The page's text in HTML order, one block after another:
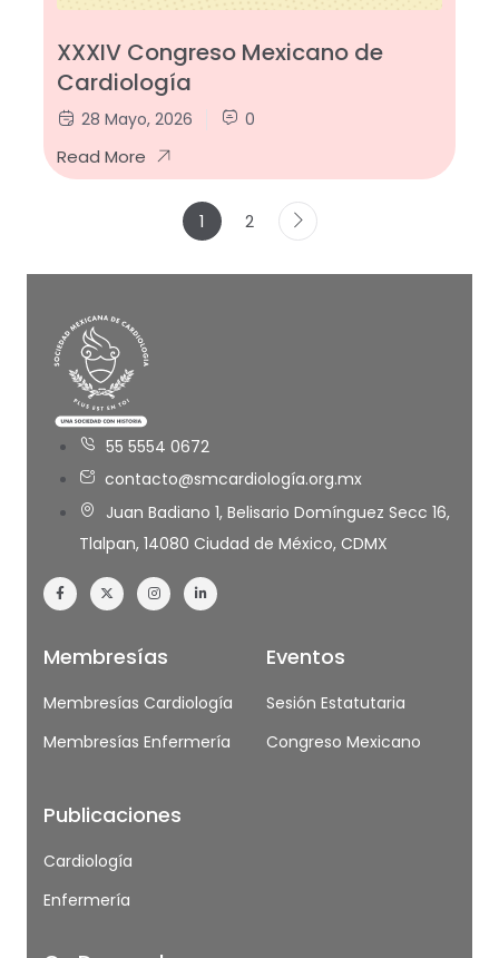
XXXIV Congreso Mexicano de
Cardiología
28 Mayo, 2026 0
Read More
1 2
55 5554 0672
contacto@smcardiología.org.mx
Juan Badiano 1, Belisario Domínguez Secc 16,
Tlalpan, 14080 Ciudad de México, CDMX
Membresías
Membresías Cardiología
Membresías Enfermería
Publicaciones
Cardiología
Enfermería
Eventos
Sesión Estatutaria
Congreso Mexicano